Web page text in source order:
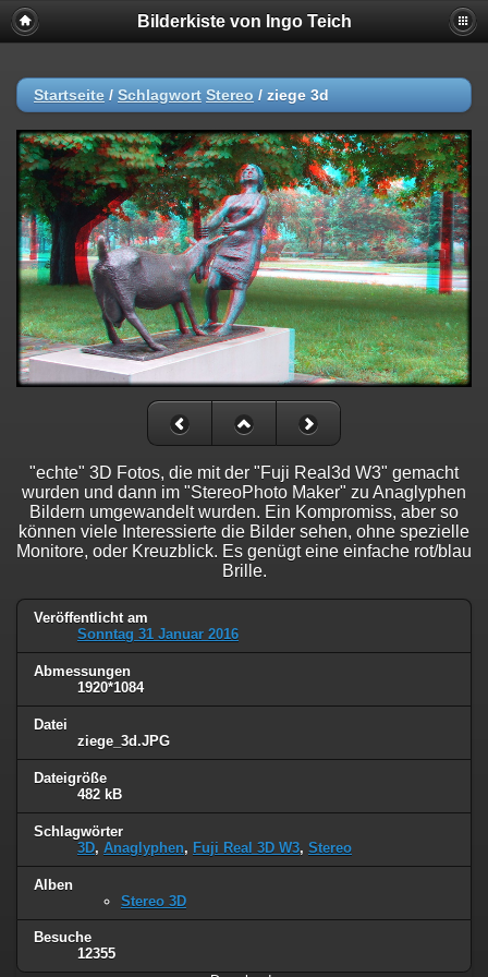
Bilderkiste von Ingo Teich
Startseite / Schlagwort Stereo / ziege 3d
"echte" 3D Fotos, die mit der "Fuji Real3d W3" gemacht
wurden und dann im "StereoPhoto Maker" zu Anaglyphen
Bildern umgewandelt wurden. Ein Kompromiss, aber so
können viele Interessierte die Bilder sehen, ohne spezielle
Monitore, oder Kreuzblick. Es genügt eine einfache rot/blau
Brille.
Veröffentlicht am
Sonntag 31 Januar 2016
Abmessungen
1920*1084
Datei
ziege_3d.JPG
Dateigröße
482 kB
Schlagwörter
3D, Anaglyphen, Fuji Real 3D W3, Stereo
Alben
Stereo 3D
Besuche
12355